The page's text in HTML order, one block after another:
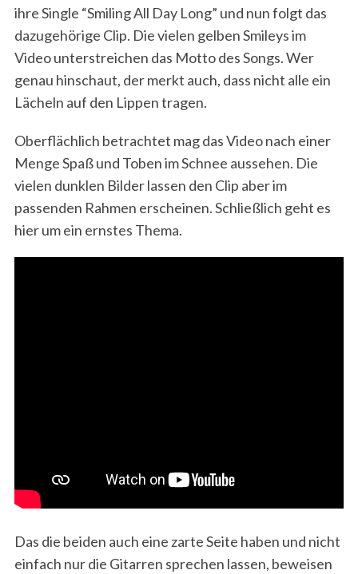
ihre Single “Smiling All Day Long” und nun folgt das
dazugehörige Clip. Die vielen gelben Smileys im
Video unterstreichen das Motto des Songs. Wer
genau hinschaut, der merkt auch, dass nicht alle ein
Lächeln auf den Lippen tragen.
Oberflächlich betrachtet mag das Video nach einer
Menge Spaß und Toben im Schnee aussehen. Die
vielen dunklen Bilder lassen den Clip aber im
passenden Rahmen erscheinen. Schließlich geht es
hier um ein ernstes Thema.
Das die beiden auch eine zarte Seite haben und nicht
einfach nur die Gitarren sprechen lassen, beweisen